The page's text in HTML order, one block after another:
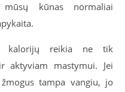
kūnas normaliai
kalorijų reikia ne tik
aktyviam mastymui. Jei
tampa vangiu, jo